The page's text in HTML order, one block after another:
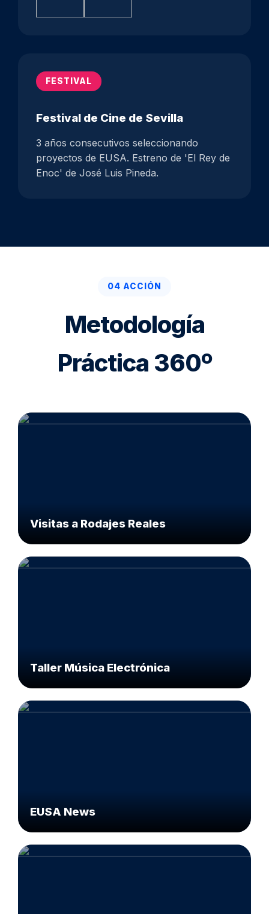
FESTIVAL
Festival de Cine de Sevilla
3 años consecutivos seleccionando
proyectos de EUSA. Estreno de 'El Rey de
Enoc' de José Luis Pineda.
04 ACCIÓN
Metodología
Práctica 360º
Visitas a Rodajes Reales
Taller Música Electrónica
EUSA News